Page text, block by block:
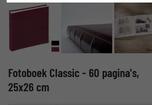
Fotoboek Classic - 60 pagina's,
25x26 cm